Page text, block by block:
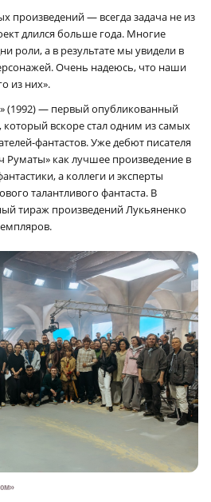
произведений — всегда задача не из
длился больше года. Многие
роли, а в результате мы увидели в
Очень надеюсь, что наши
из них».
(1992) — первый опубликованный
вскоре стал одним из самых
фантастов. Уже дебют писателя
как лучшее произведение в
а коллеги и эксперты
талантливого фантаста. В
тираж произведений Лукьяненко